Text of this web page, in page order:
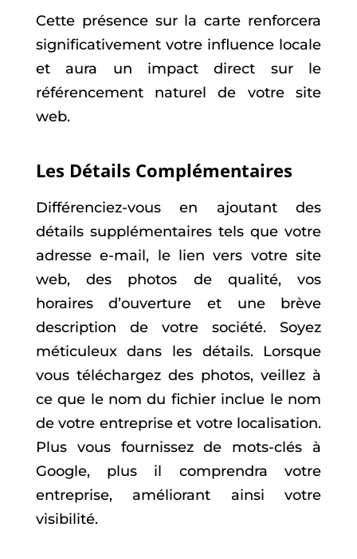
Cette présence sur la carte renforcera
significativement votre influence locale
et aura un impact direct sur le
référencement naturel de votre site
web.
Les Détails Complémentaires
Différenciez-vous en ajoutant des
détails supplémentaires tels que votre
adresse e-mail, le lien vers votre site
web, des photos de qualité, vos
horaires d’ouverture et une brève
description de votre société. Soyez
méticuleux dans les détails. Lorsque
vous téléchargez des photos, veillez à
ce que le nom du fichier inclue le nom
de votre entreprise et votre localisation.
Plus vous fournissez de mots-clés à
Google, plus il comprendra votre
entreprise, améliorant ainsi votre
visibilité.